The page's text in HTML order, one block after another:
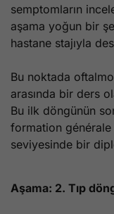
semptomların
aşama yoğun bir
hastane stajıyla
Bu noktada
arasında bir ders
Bu ilk döngünün
formation générale
seviyesinde bir
Aşama: 2. Tıp